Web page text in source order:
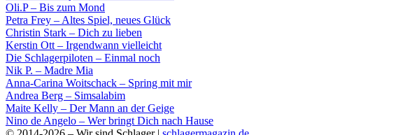
Oli.P – Bis zum Mond
Petra Frey – Altes Spiel, neues Glück
Christin Stark – Dich zu lieben
Kerstin Ott – Irgendwann vielleicht
Die Schlagerpiloten – Einmal noch
Nik P. – Madre Mia
Anna-Carina Woitschack – Spring mit mir
Andrea Berg – Simsalabim
Maite Kelly – Der Mann an der Geige
Nino de Angelo – Wer bringt Dich nach Hause